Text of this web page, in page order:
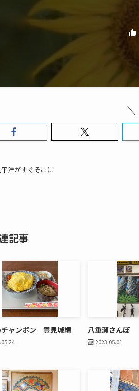
平洋がすぐそこに
記事
チャンポン 豊見城編 八重瀬さんぽ
2023.05.01